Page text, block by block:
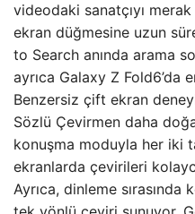
videodaki sanatçıyı
ekran düğmesine uzun
to Search anında arama
ayrıca Galaxy Z Fold6’da
Benzersiz çift ekran
Sözlü Çevirmen daha
konuşma moduyla her iki
ekranlarda çevirileri
Ayrıca, dinleme